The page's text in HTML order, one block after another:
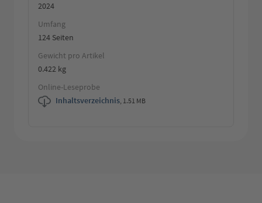
2024
Umfang
124 Seiten
Gewicht pro Artikel
0.422 kg
Online-Leseprobe
Inhaltsverzeichnis, 1.51 MB